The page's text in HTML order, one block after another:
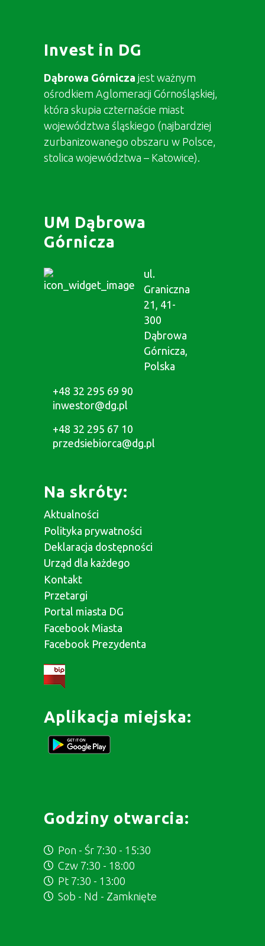
Invest in DG
Dąbrowa Górnicza jest ważnym
ośrodkiem Aglomeracji Górnośląskiej,
która skupia czternaście miast
województwa śląskiego (najbardziej
zurbanizowanego obszaru w Polsce,
stolica województwa – Katowice).
UM Dąbrowa
Górnicza
ul.
Graniczna
21, 41-
300
Dąbrowa
Górnicza,
Polska
+48 32 295 69 90
inwestor@dg.pl
+48 32 295 67 10
przedsiebiorca@dg.pl
Na skróty:
Aktualności
Polityka prywatności
Deklaracja dostępności
Urząd dla każdego
Kontakt
Przetargi
Portal miasta DG
Facebook Miasta
Facebook Prezydenta
Aplikacja miejska:
Godziny otwarcia:
Pon - Śr 7:30 - 15:30
Czw 7:30 - 18:00
Pt 7:30 - 13:00
Sob - Nd - Zamknięte